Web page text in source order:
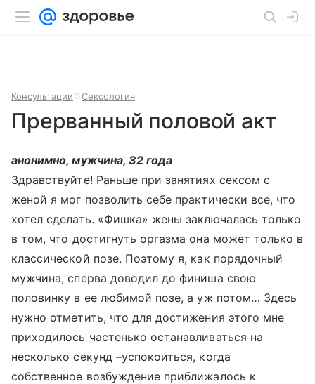
Консультации Сексология
Прерванный половой акт
анонимно, мужчина, 32 года
Здравствуйте! Раньше при занятиях сексом с
женой я мог позволить себе практически все, что
хотел сделать. «Фишка» жены заключалась только
в том, что достигнуть оргазма она может только в
классической позе. Поэтому я, как порядочный
мужчина, сперва доводил до финиша свою
половинку в ее любимой позе, а уж потом… Здесь
нужно отметить, что для достижения этого мне
приходилось частенько останавливаться на
несколько секунд –успокоиться, когда
собственное возбуждение приближалось к